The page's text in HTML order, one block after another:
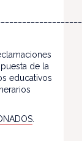
de la
educativos
.